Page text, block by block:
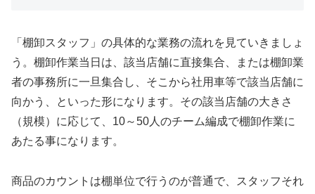
「棚卸スタッフ」の具体的な業務の流れを見ていきましょ
う。棚卸作業当日は、該当店舗に直接集合、または棚卸業
者の事務所に一旦集合し、そこから社用車等で該当店舗に
向かう、といった形になります。その該当店舗の大きさ
（規模）に応じて、10～50人のチーム編成で棚卸作業に
あたる事になります。
商品のカウントは棚単位で行うのが普通で、スタッフそれ